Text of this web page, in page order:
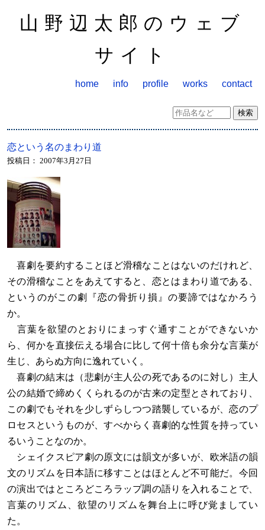
山野辺太郎のウェブ
サイト
home info profile works contact
恋という名のまわり道
投稿日： 2007年3月27日
喜劇を要約することほど滑稽なことはないのだけれど、
その滑稽なことをあえてすると、恋とはまわり道である、
というのがこの劇『恋の骨折り損』の要諦ではなかろう
か。
言葉を欲望のとおりにまっすぐ通すことができないか
ら、何かを直接伝える場合に比して何十倍も余分な言葉が
生じ、あらぬ方向に逸れていく。
喜劇の結末は（悲劇が主人公の死であるのに対し）主人
公の結婚で締めくくられるのが古来の定型とされており、
この劇でもそれを少しずらしつつ踏襲しているが、恋のプ
ロセスというものが、すべからく喜劇的な性質を持ってい
るいうことなのか。
シェイクスピア劇の原文には韻文が多いが、欧米語の韻
文のリズムを日本語に移すことはほとんど不可能だ。今回
の演出ではところどころラップ調の語りを入れることで、
言葉のリズム、欲望のリズムを舞台上に呼び覚ましてい
た。